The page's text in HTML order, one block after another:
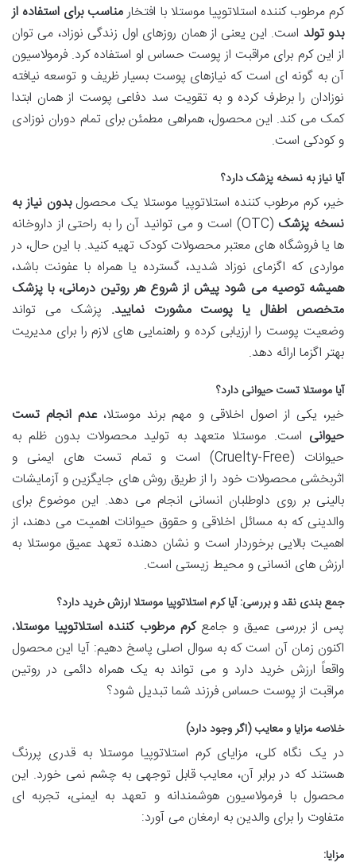
کرم مرطوب کننده استلاتوپیا موستلا با افتخارمناسب برای استفاده از
بدو تولد است. این یعنی از همان روزهای اول زندگی نوزاد، می توان
از این کرم برای مراقبت از پوست حساس او استفاده کرد. فرمولاسیون
آن به گونه ای است که نیازهای پوست بسیار ظریف و توسعه نیافته
نوزادان را برطرف کرده و به تقویت سد دفاعی پوست از همان ابتدا
کمک می کند. این محصول، همراهی مطمئن برای تمام دوران نوزادی
و کودکی است.
آیا نیاز به نسخه پزشک دارد؟
خیر، کرم مرطوب کننده استلاتوپیا موستلا یک محصولبدون نیاز به
نسخه پزشک
(OTC) است و می توانید آن را به راحتی از داروخانه
ها یا فروشگاه های معتبر محصولات کودک تهیه کنید. با این حال، در
مواردی که اگزمای نوزاد شدید، گسترده یا همراه با عفونت باشد،
همیشه توصیه می شود پیش از شروع هر روتین درمانی، با پزشک
متخصص اطفال یا پوست مشورت نمایید. پزشک می تواند
وضعیت پوست را ارزیابی کرده و راهنمایی های لازم را برای مدیریت
بهتر اگزما ارائه دهد.
آیا موستلا تست حیوانی دارد؟
خیر، یکی از اصول اخلاقی و مهم برند موستلا،عدم انجام تست
حیوانی است. موستلا متعهد به تولید محصولات بدون ظلم به
حیوانات (Cruelty-Free) است و تمام تست های ایمنی و
اثربخشی محصولات خود را از طریق روش های جایگزین و آزمایشات
بالینی بر روی داوطلبان انسانی انجام می دهد. این موضوع برای
والدینی که به مسائل اخلاقی و حقوق حیوانات اهمیت می دهند، از
اهمیت بالایی برخوردار است و نشان دهنده تعهد عمیق موستلا به
ارزش های انسانی و محیط زیستی است.
جمع بندی نقد و بررسی: آیا کرم استلاتوپیا موستلا ارزش خرید دارد؟
پس از بررسی عمیق و جامعکرم مرطوب کننده استلاتوپیا موستلا،
اکنون زمان آن است که به سوال اصلی پاسخ دهیم: آیا این محصول
واقعاً ارزش خرید دارد و می تواند به یک همراه دائمی در روتین
مراقبت از پوست حساس فرزند شما تبدیل شود؟
خلاصه مزایا و معایب (اگر وجود دارد)
در یک نگاه کلی، مزایای کرم استلاتوپیا موستلا به قدری پررنگ
هستند که در برابر آن، معایب قابل توجهی به چشم نمی خورد. این
محصول با فرمولاسیون هوشمندانه و تعهد به ایمنی، تجربه ای
متفاوت را برای والدین به ارمغان می آورد:
مزایا: